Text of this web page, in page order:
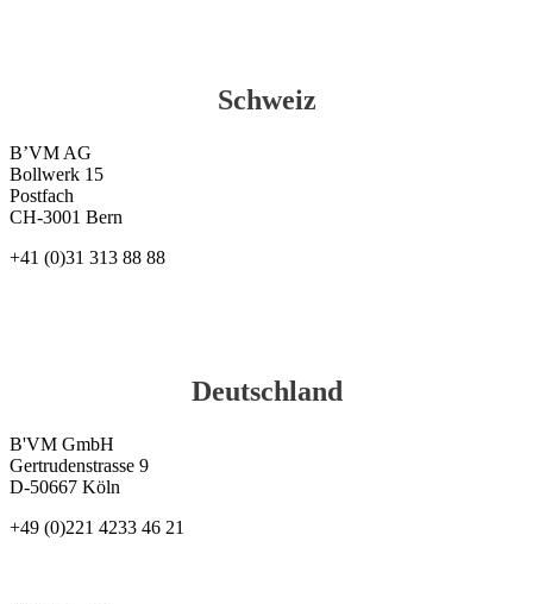
Schweiz
B’VM AG
Bollwerk 15
Postfach
CH-3001 Bern
+41 (0)31 313 88 88
Deutschland
B'VM GmbH
Gertrudenstrasse 9
D-50667 Köln
+49 (0)221 4233 46 21